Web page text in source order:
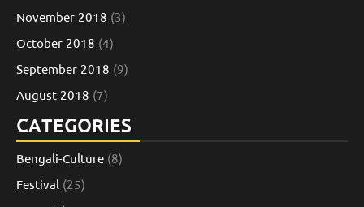
November 2018 (3)
October 2018 (4)
September 2018 (9)
August 2018 (7)
CATEGORIES
Bengali-Culture (8)
Festival (25)